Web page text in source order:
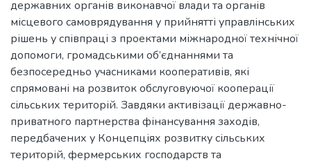
державних органів виконавчої влади та органів
місцевого самоврядування у прийнятті управлінських
рішень у співпраці з проектами міжнародної технічної
допомоги, громадськими об’єднаннями та
безпосередньо учасниками кооперативів, які
спрямовані на розвиток обслуговуючої кооперації
сільських територій. Завдяки активізації державно-
приватного партнерства фінансування заходів,
передбачених у Концепціях розвитку сільських
територій, фермерських господарств та